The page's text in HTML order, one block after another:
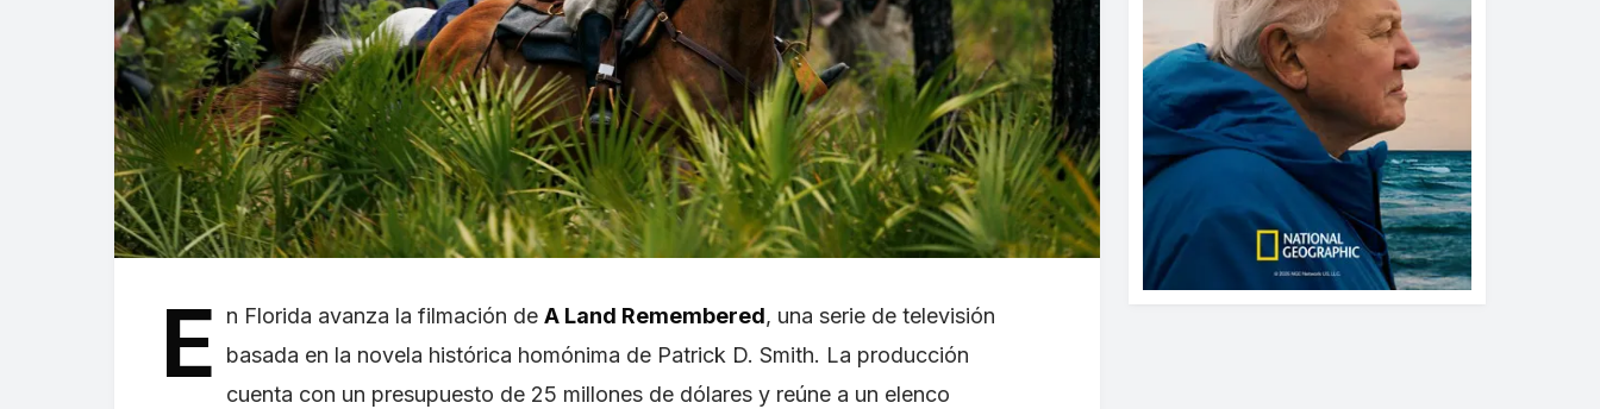
E n Florida avanza la filmación de A Land Remembered, una serie de televisión
basada en la novela histórica homónima de Patrick D. Smith. La producción
cuenta con un presupuesto de 25 millones de dólares y reúne a un elenco